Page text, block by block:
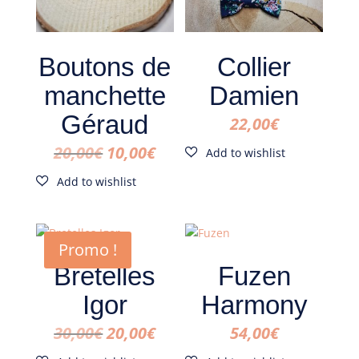
Boutons de
manchette
Géraud
20,00€ Le
prix
était :
20,00€.
10,00€Le
est :
Collier
Damien
22,00€
Promo !
Bretelles
Igor
30,00€Le
20,00€Le
Fuzen
Harmony
54,00€